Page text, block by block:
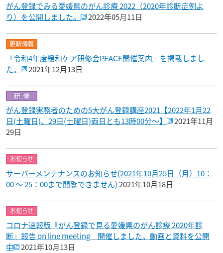
がん登録でみる愛媛県のがん診療 2022（2020年診断症例よ
り）を公開しました。
2022年05月11日
『令和4年度緩和ケア研修会PEACE開催案内』を掲載しまし
た。
2021年12月13日
がん登録実務者のための5大がん登録講座2021【2022年1月22
日(土曜日)、29日(土曜日)両日とも13時00分～】
2021年11月
29日
サーバーメンテナンスのお知らせ(2021年10月25日（月）10：
00 ～ 25：00まで閲覧できません)2021年10月18日
コロナ速報版『がん登録で見る愛媛県のがん診療 2020年診
断』報告 on line meeting 開催しました。動画と資料を公開
中
2021年10月13日